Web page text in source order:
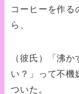
コーヒーを作る
ら、
（彼氏）「沸
い？」って不機
ついた。